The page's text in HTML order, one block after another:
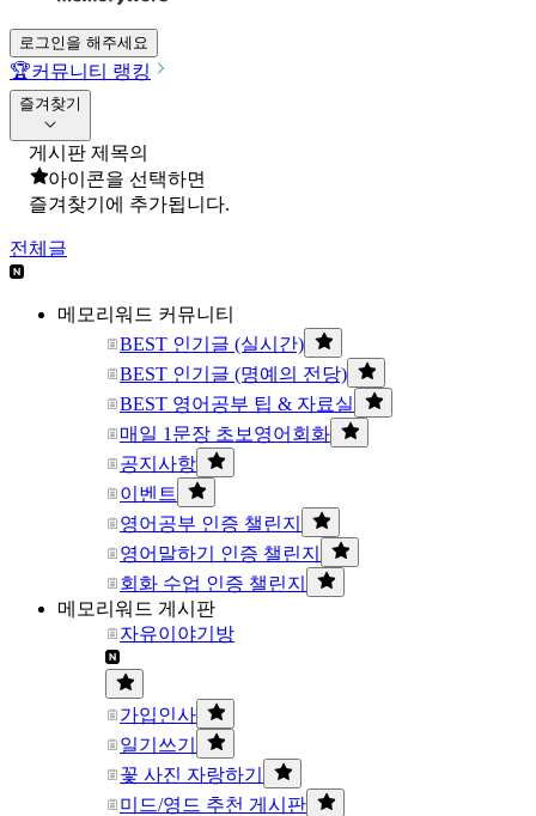
로그인을 해주세요
🏆커뮤니티 랭킹
즐겨찾기
게시판 제목의
아이콘을 선택하면
즐겨찾기에 추가됩니다.
전체글
메모리워드 커뮤니티
BEST 인기글 (실시간)
BEST 인기글 (명예의 전당)
BEST 영어공부 팁 & 자료실
매일 1문장 초보영어회화
공지사항
이벤트
영어공부 인증 챌린지
영어말하기 인증 챌린지
회화 수업 인증 챌린지
메모리워드 게시판
자유이야기방
가입인사
일기쓰기
꽃 사진 자랑하기
미드/영드 추천 게시판